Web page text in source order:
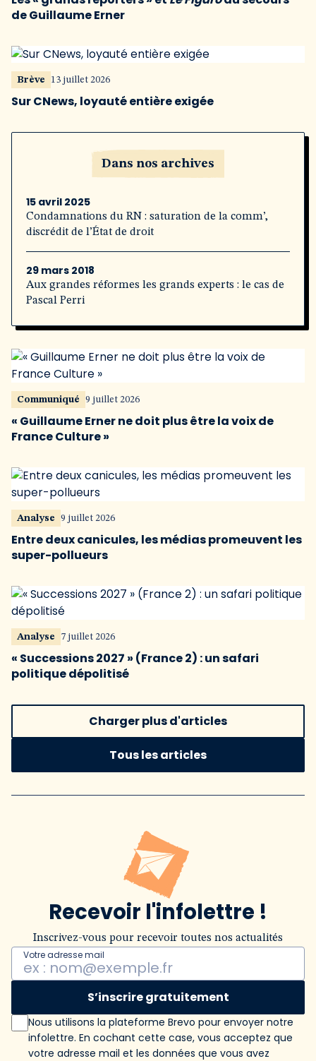
de Guillaume Erner
Brève 13 juillet 2026
Sur CNews, loyauté entière exigée
Dans nos archives
15 avril 2025
Condamnations du RN : saturation de la comm’,
discrédit de l’État de droit
29 mars 2018
Aux grandes réformes les grands experts : le cas de
Pascal Perri
Communiqué 9 juillet 2026
« Guillaume Erner ne doit plus être la voix de
France Culture »
Analyse 9 juillet 2026
Entre deux canicules, les médias promeuvent les
super-pollueurs
Analyse 7 juillet 2026
« Successions 2027 » (France 2) : un safari
politique dépolitisé
Charger plus d'articles
Tous les articles
Recevoir l'infolettre !
Inscrivez-vous pour recevoir toutes nos actualités
Votre adresse mail
S’inscrire gratuitement
Nous utilisons la plateforme Brevo pour envoyer notre
infolettre. En cochant cette case, vous acceptez que
votre adresse mail et les données que vous avez